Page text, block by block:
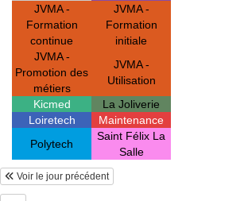
JVMA -
Formation
continue
JVMA -
Formation
initiale
JVMA -
Promotion des
métiers
JVMA -
Utilisation
Kicmed
La Joliverie
Loiretech
Maintenance
Polytech
Saint Félix La
Salle
Voir le jour précédent